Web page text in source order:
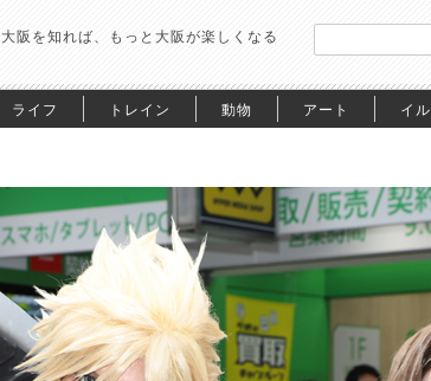
大阪を知れば、もっと大阪が楽しくなる
ライフ トレイン 動物 アート イ